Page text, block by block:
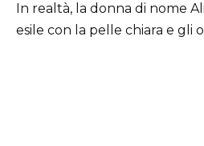
In realtà, la donna di nome
esile con la pelle chiara e gli